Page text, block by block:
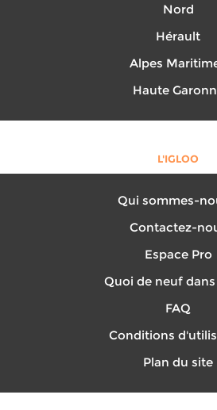
Nord
Hérault
Alpes
Haute
L'IGLOO
Qui sommes-
Contactez-
Espace Pro
Quoi de neuf
FAQ
Conditions
Plan du site